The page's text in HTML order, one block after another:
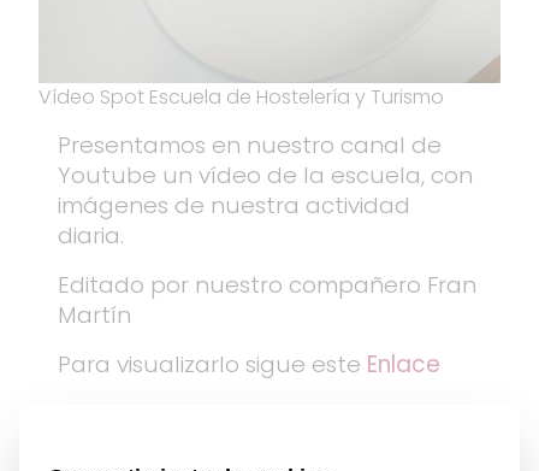
Vídeo Spot Escuela de Hostelería y Turismo
Presentamos en nuestro canal de
Youtube un vídeo de la escuela, con
imágenes de nuestra actividad
diaria.
Editado por nuestro compañero Fran
Martín
Para visualizarlo sigue este Enlace